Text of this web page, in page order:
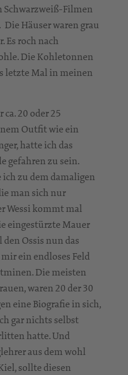
Schwarzweiß-Filmen
Häuser waren grau
Es roch nach
Die Kohletonnen
letzte Mal in meinen
20 oder 25
Outfit wie ein
hatte ich das
gefahren zu sein.
zu dem damaligen
man sich nur
Wessi kommt mal
eingestürzte Mauer
Ossis nun das
ein endloses Feld
Die meisten
waren 20 der 30
eine Biografie in sich,
gar nichts selbst
hatte. Und
aus dem wohl
sollte diesen